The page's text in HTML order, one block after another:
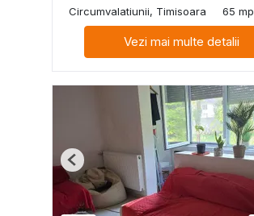
Circumvalatiunii, Timisoara
65 mp
Vezi mai multe detalii
Previous